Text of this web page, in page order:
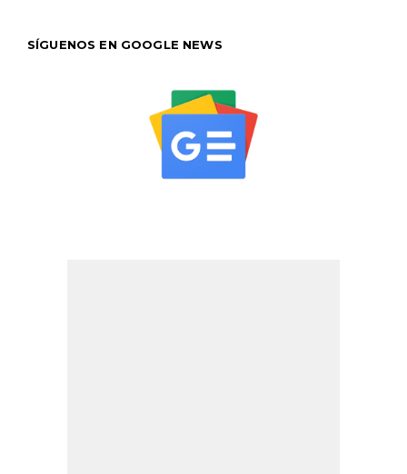
SÍGUENOS EN GOOGLE NEWS